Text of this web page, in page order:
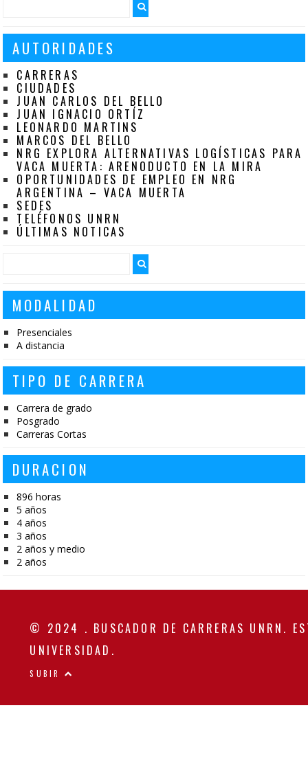
AUTORIDADES
CARRERAS
CIUDADES
JUAN CARLOS DEL BELLO
JUAN IGNACIO ORTÍZ
LEONARDO MARTINS
MARCOS DEL BELLO
NRG EXPLORA ALTERNATIVAS LOGÍSTICAS PARA
VACA MUERTA: ARENODUCTO EN LA MIRA
OPORTUNIDADES DE EMPLEO EN NRG
ARGENTINA – VACA MUERTA
SEDES
TELÉFONOS UNRN
ÚLTIMAS NOTICAS
MODALIDAD
Presenciales
A distancia
TIPO DE CARRERA
Carrera de grado
Posgrado
Carreras Cortas
DURACION
896 horas
5 años
4 años
3 años
2 años y medio
2 años
© 2024 . BUSCADOR DE CARRERAS UNRN.
UNIVERSIDAD.
SUBIR